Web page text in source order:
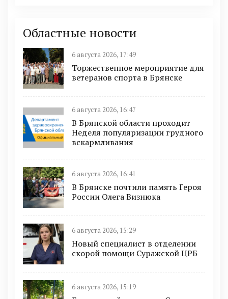
Областные новости
6 августа 2026, 17:49
Торжественное мероприятие для
ветеранов спорта в Брянске
6 августа 2026, 16:47
В Брянской области проходит
Неделя популяризации грудного
вскармливания
6 августа 2026, 16:41
В Брянске почтили память Героя
России Олега Визнюка
6 августа 2026, 15:29
Новый специалист в отделении
скорой помощи Суражской ЦРБ
6 августа 2026, 15:19